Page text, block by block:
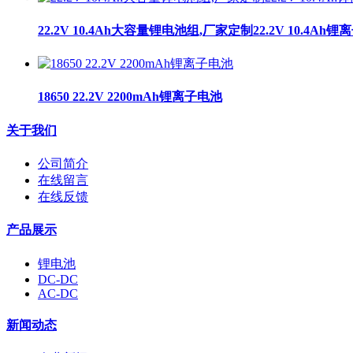
22.2V 10.4Ah大容量锂电池组,厂家定制22.2V 10.4Ah锂
18650 22.2V 2200mAh锂离子电池
关于我们
公司简介
在线留言
在线反馈
产品展示
锂电池
DC-DC
AC-DC
新闻动态